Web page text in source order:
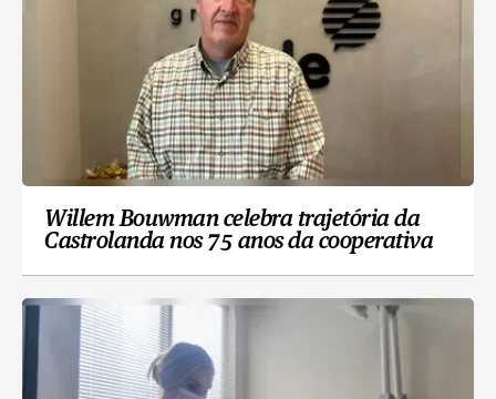
Willem Bouwman celebra trajetória da
Castrolanda nos 75 anos da cooperativa